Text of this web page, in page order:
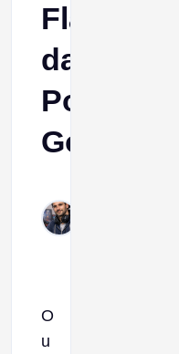
Flambino
dans
Go
O
u